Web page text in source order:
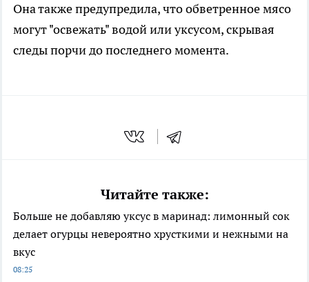
Она также предупредила, что обветренное мясо
могут "освежать" водой или уксусом, скрывая
следы порчи до последнего момента.
Читайте также:
Больше не добавляю уксус в маринад: лимонный сок
делает огурцы невероятно хрусткими и нежными на
вкус
08:25